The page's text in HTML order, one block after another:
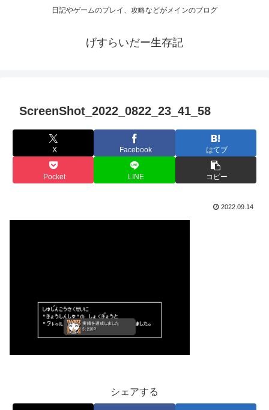
日記やゲームのプレイ、攻略などがメインのブログ
げすらいだー生存記
ScreenShot_2022_0822_23_41_58
X Facebook はてブ
Pocket LINE コピー
2022.09.14
シェアする